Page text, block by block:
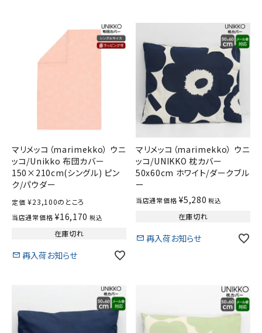
マリメッコ（marimekko） ウニ
ッコ/Unikko 布団カバー
150×210cm(シングル) ピン
ク/パウダー
定価 ¥23,100のところ
当店通常価格 ¥16,170 税込
在庫切れ
再入荷お知らせ
マリメッコ（marimekko） ウニ
ッコ/UNIKKO 枕カバー
50x60cm ホワイト/ダークブル
ー
当店通常価格 ¥5,280 税込
在庫切れ
再入荷お知らせ